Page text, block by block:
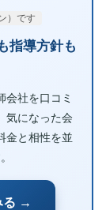
）です
指導方針も
会社を口コミ
気になった会
金と相性を並
る →